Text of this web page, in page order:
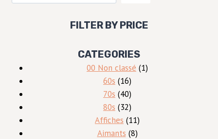
FILTER BY PRICE
CATEGORIES
00 Non classé 11
60s 1616
produits
70s 4040
produits
80s 3232
produits
Affiches 1111
produits
Aimants 88